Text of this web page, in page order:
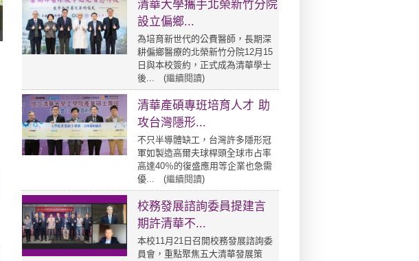
清華大學攜手北榮新竹分院
設立偏鄉...
為培育新世代的公費醫師，長期深
耕偏鄉醫療的北榮新竹分院12月15
日與本校簽約，正式成為清華學士
後... (繼續閱讀)
清華產碩專班培育人才 助
攻台灣隱形...
不只半導體缺工，台灣許多隱形冠
軍如製造高爾夫球桿頭全球市占率
高達40％的復盛應用等企業也急需
優... (繼續閱讀)
校務發展諮詢委員提建言
期許清華不...
本校11月21日召開校務發展諮詢委
員會，重點聚焦五大清華發展策